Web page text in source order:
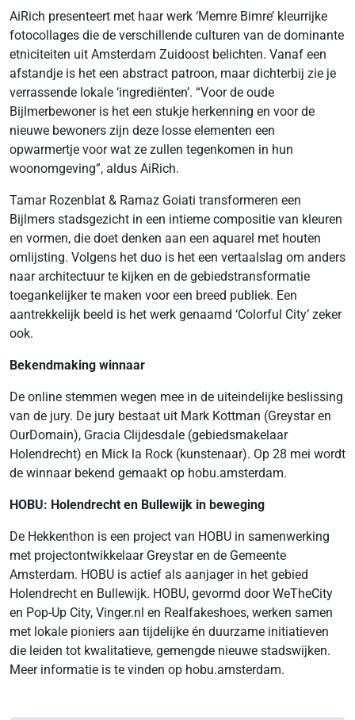
AiRich presenteert met haar werk ‘Memre Bimre’ kleurrijke
fotocollages die de verschillende culturen van de dominante
etniciteiten uit Amsterdam Zuidoost belichten. Vanaf een
afstandje is het een abstract patroon, maar dichterbij zie je
verrassende lokale ‘ingrediënten’. “Voor de oude
Bijlmerbewoner is het een stukje herkenning en voor de
nieuwe bewoners zijn deze losse elementen een
opwarmertje voor wat ze zullen tegenkomen in hun
woonomgeving”, aldus AiRich.
Tamar Rozenblat & Ramaz Goiati transformeren een
Bijlmers stadsgezicht in een intieme compositie van kleuren
en vormen, die doet denken aan een aquarel met houten
omlijsting. Volgens het duo is het een vertaalslag om anders
naar architectuur te kijken en de gebiedstransformatie
toegankelijker te maken voor een breed publiek. Een
aantrekkelijk beeld is het werk genaamd ‘Colorful City’ zeker
ook.
Bekendmaking winnaar
De online stemmen wegen mee in de uiteindelijke beslissing
van de jury. De jury bestaat uit Mark Kottman (Greystar en
OurDomain), Gracia Clijdesdale (gebiedsmakelaar
Holendrecht) en Mick la Rock (kunstenaar). Op 28 mei wordt
de winnaar bekend gemaakt op hobu.amsterdam.
HOBU: Holendrecht en Bullewijk in beweging
De Hekkenthon is een project van HOBU in samenwerking
met projectontwikkelaar Greystar en de Gemeente
Amsterdam. HOBU is actief als aanjager in het gebied
Holendrecht en Bullewijk. HOBU, gevormd door WeTheCity
en Pop-Up City, Vinger.nl en Realfakeshoes, werken samen
met lokale pioniers aan tijdelijke én duurzame initiatieven
die leiden tot kwalitatieve, gemengde nieuwe stadswijken.
Meer informatie is te vinden op hobu.amsterdam.